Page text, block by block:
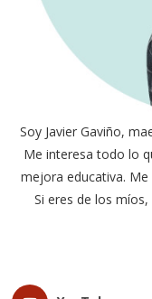
Soy Javier Gaviño,
Me interesa todo lo
mejora educativa.
Si eres de los míos,